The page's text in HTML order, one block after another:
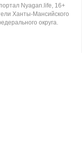
Nyagan.life, 16+
Ханты-Мансийского
округа.